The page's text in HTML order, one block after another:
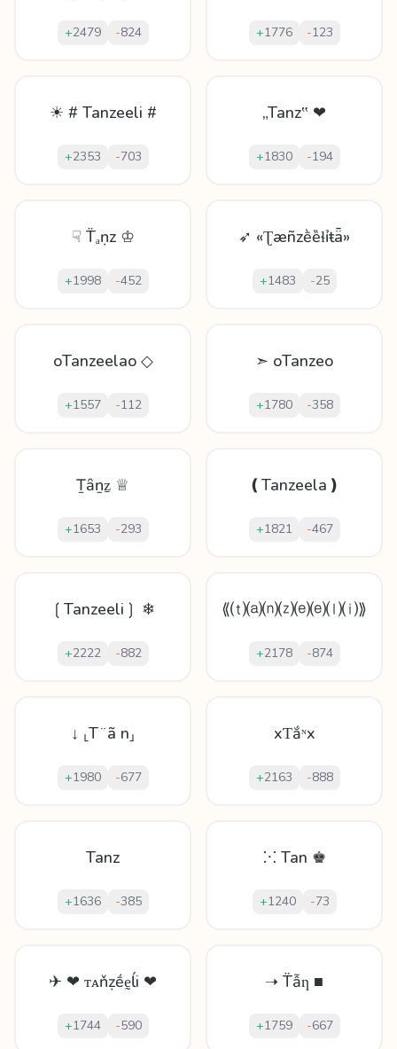
+2479 -824 +1776 -123
☀ # Tanzeeli #
+2353 -703
„Tanz‟ ❤
+1830 -194
☟ T̈ₐṇz ♔
+1998 -452
➶ «Ʈæñzḕȅɬỉŧǟ»
+1483 -25
oTanzeelao ◇
+1557 -112
➣ oTanzeo
+1780 -358
Ṯȃṉẕ ♕
+1653 -293
❪Tanzeela❫
+1821 -467
❲Tanzeeli❳ ❄
+2222 -882
⟪⒯⒜⒩⒵⒠⒠⒧⒤⟫
+2178 -874
↓ ⸤T ̈ ã n⸥
+1980 -677
xƬắᶰx
+2163 -888
Tanz
+1636 -385
⁙ Tan ♚
+1240 -73
✈ ❤ ᴛᴀňẓḗḛĺi ❤
+1744 -590
➝ T̈ẫƞ ■
+1759 -667